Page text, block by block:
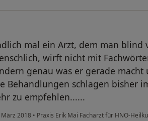
mal ein Arzt, dem man blind
wirft nicht mit
genau was er gerade macht
Behandlungen schlagen bisher
zu empfehlen......
März 2018 • Praxis Erik Mai Facharzt für HNO-